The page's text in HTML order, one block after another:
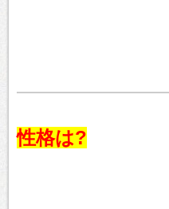
性格は?